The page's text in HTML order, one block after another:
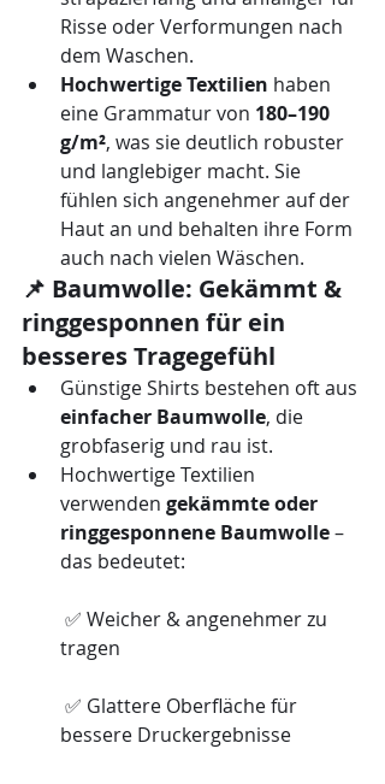
Risse oder Verformungen nach
dem Waschen.
Hochwertige Textilien haben
eine Grammatur von 180–190
g/m², was sie deutlich robuster
und langlebiger macht. Sie
fühlen sich angenehmer auf der
Haut an und behalten ihre Form
auch nach vielen Wäschen.
📌 Baumwolle: Gekämmt &
ringgesponnen für ein
besseres Tragegefühl
Günstige Shirts bestehen oft aus
einfacher Baumwolle, die
grobfaserig und rau ist.
Hochwertige Textilien
verwenden gekämmte oder
ringgesponnene Baumwolle –
das bedeutet:
tragen
bessere Druckergebnisse